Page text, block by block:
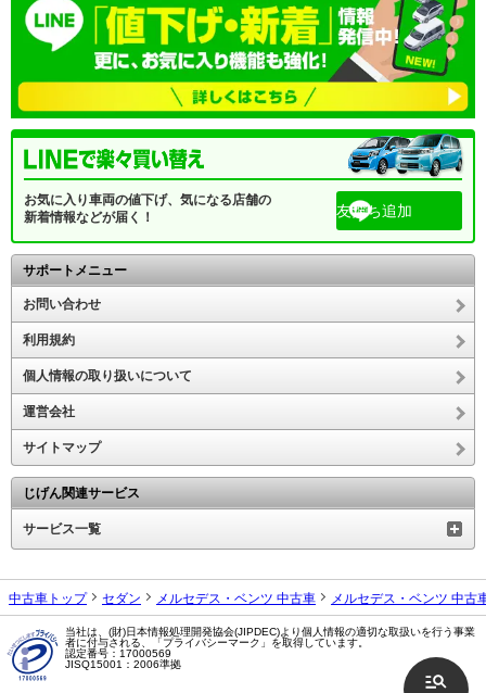
お気に入り車両の値下げ、気になる店舗の
新着情報などが届く！
友だち追加
サポートメニュー
お問い合わせ
利用規約
個人情報の取り扱いについて
運営会社
サイトマップ
じげん関連サービス
サービス一覧
中古車トップ セダン メルセデス・ベンツ 中古車 メルセデス・ベンツ 中古
当社は、(財)日本情報処理開発協会(JIPDEC)より個人情報の適切な取扱いを行う事業
者に付与される、「プライバシーマーク」を取得しています。
認定番号：17000569
JISQ15001：2006準拠